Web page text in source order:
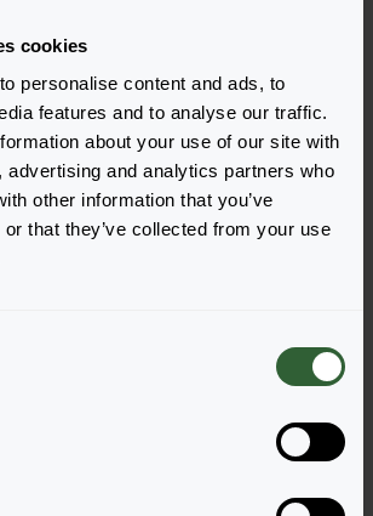
cookies
personalise content and ads, to
features and to analyse our traffic.
about your use of our site with
advertising and analytics partners who
other information that you’ve
that they’ve collected from your use
do zamówienia, wybierając
wyszukanych odmian. Po jej
poniżej zostanie
pełną dostępność